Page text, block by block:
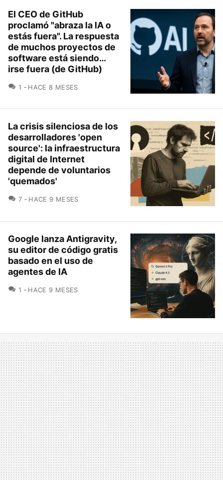
El CEO de GitHub
proclamó "abraza la IA o
estás fuera". La respuesta
de muchos proyectos de
software está siendo…
irse fuera (de GitHub)
1 COMENTARIOS
HACE 8 MESES
La crisis silenciosa de los
desarrolladores 'open
source': la infraestructura
digital de Internet
depende de voluntarios
'quemados'
7 COMENTARIOS
HACE 9 MESES
Google lanza Antigravity,
su editor de código gratis
basado en el uso de
agentes de IA
1 COMENTARIOS
HACE 9 MESES